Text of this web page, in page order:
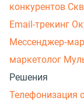
конкурентов
Email-трекинг
маркетолог
Решения
Телефонизация